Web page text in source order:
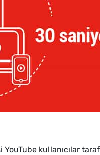
YouTube kullanıcılar